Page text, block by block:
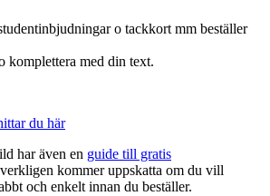
o tackkort mm beställer
komplettera med din text.
du här
har även en guide till gratis
kommer uppskatta om du vill
och enkelt innan du beställer.